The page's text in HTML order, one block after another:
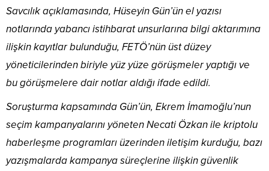
Savcılık açıklamasında, Hüseyin Gün’ün el yazısı
notlarında yabancı istihbarat unsurlarına bilgi aktarımına
ilişkin kayıtlar bulunduğu, FETÖ’nün üst düzey
yöneticilerinden biriyle yüz yüze görüşmeler yaptığı ve
bu görüşmelere dair notlar aldığı ifade edildi.
Soruşturma kapsamında Gün’ün, Ekrem İmamoğlu’nun
seçim kampanyalarını yöneten Necati Özkan ile kriptolu
haberleşme programları üzerinden iletişim kurduğu, bazı
yazışmalarda kampanya süreçlerine ilişkin güvenlik